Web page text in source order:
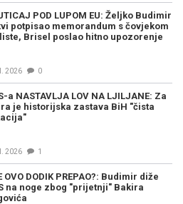
POD LUPOM EU: Željko Budimir
potpisao memorandum s čovjekom
Brisel poslao hitno upozorenje
2026 0
a NASTAVLJA LOV NA LJILJANE: Za
je historijska zastava BiH "čista
2026 1
OVO DODIK PREPAO?: Budimir diže
na noge zbog "prijetnji" Bakira